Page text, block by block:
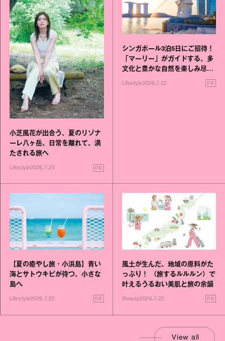
小芝風花が出合う、夏のリゾナ
ーレ八ヶ岳。日常を離れて、満
たされる旅へ
Lifestyle2026.7.23 PR
シンガポール3泊5日にご招待！
「マーリー」がガイドする、多
文化と豊かな自然を楽しみ尽く
Lifestyle2026.7.22 PR
【夏の癒やし旅・小浜島】青い
海とサトウキビが待つ、小さな
島へ
Lifestyle2026.7.22 PR
風土が生んだ、地域の原料がた
っぷり！ 〈旅するルルルン〉で
叶えるうるおい美肌と旅の余韻
Beauty2026.7.22 PR
View all